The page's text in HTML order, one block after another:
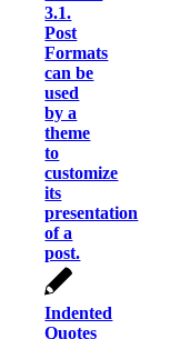
3.1.
Post
Formats
can be
used
by a
theme
to
customize
its
presentation
of a
post.
Indented
Quotes